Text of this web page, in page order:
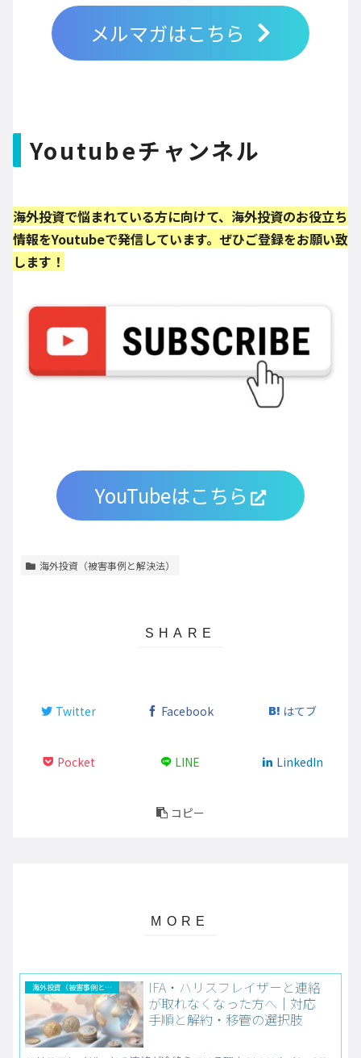
メルマガはこちら
Youtubeチャンネル
海外投資で悩まれている方に向けて、海外投資のお役立ち
情報をYoutubeで発信しています。ぜひご登録をお願い致
します！
YouTubeはこちら
海外投資（被害事例と解決法）
Twitter Facebook はてブ
Pocket LINE LinkedIn
コピー
海外投資（被害事例と解決法）
IFA・ハリスフレイザーと連絡
が取れなくなった方へ｜対応
手順と解約・移管の選択肢